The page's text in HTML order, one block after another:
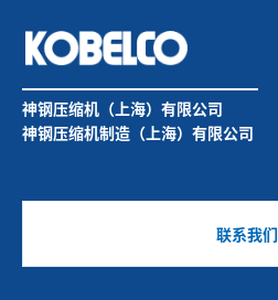
神钢压缩机（上海）有限公司
神钢压缩机制造（上海）有限公司
联系我们